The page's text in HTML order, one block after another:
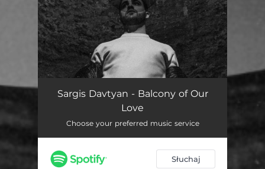
Balcony of Our Love 03:00
Sargis Davtyan - Balcony of Our
Love
Choose your preferred music service
Słuchaj